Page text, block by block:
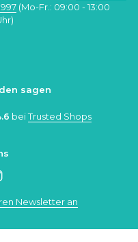
(Mo-Fr.: 09:00 - 13:00
sagen
beiTrusted Shops
Newsletter an